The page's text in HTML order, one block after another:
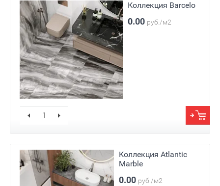
Коллекция Barcelo
0.00 руб./м2
Коллекция Atlantic
Marble
0.00 руб./м2